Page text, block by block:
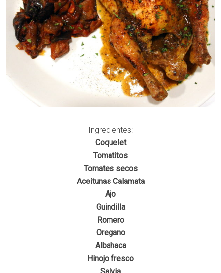
Ingredientes:
Coquelet
Tomatitos
Tomates secos
Aceitunas Calamata
Ajo
Guindilla
Romero
Oregano
Albahaca
Hinojo fresco